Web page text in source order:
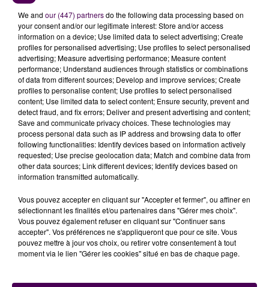
Les flammes ont été maîtrisées au moyen de deux
lances à incendie, déployées par un total de dix-sept
sapeurs-pompiers venus des centres de secours d’Ifs
et de Caen-Couvrechef. Outre les dégâts matériels,
personne n’a heureusement été blessé. Néanmoins,
quinze collaborateurs du restaurant touché se
retrouvent au chômagetechnique pour une durée
indéterminée,"l’activité de l’établissement étant
interrompue"soulignent les pompiers.
We and our (447) partnersdo the following data processing based on
your consent and/or our legitimate interest: Store and/or access
information on a device; Use limited data to select advertising; Create
profiles for personalised advertising; Use profiles to select personalised
advertising; Measure advertising performance; Measure content
performance; Understand audiences through statistics or combinations
of data from different sources; Develop and improve services; Create
profiles to personalise content; Use profiles to select personalised
content; Use limited data to select content; Ensure security, prevent and
detect fraud, and fix errors; Deliver and present advertising and content;
Save and communicate privacy choices. These technologies may
process personal data such as IP address and browsing data to offer
following functionalities: Identify devices based on information actively
requested; Use precise geolocation data; Match and combine data from
other data sources; Link different devices; Identify devices based on
information transmitted automatically.
Vous pouvez accepter en cliquant sur "Accepter et fermer", ou affiner en
sélectionnant les finalités et/ou partenaires dans "Gérer mes choix".
Vous pouvez également refuser en cliquant sur "Continuer sans
accepter". Vos préférences ne s'appliqueront que pour ce site. Vous
pouvez mettre à jour vos choix, ou retirer votre consentement à tout
moment via le lien "Gérer les cookies" situé en bas de chaque page.